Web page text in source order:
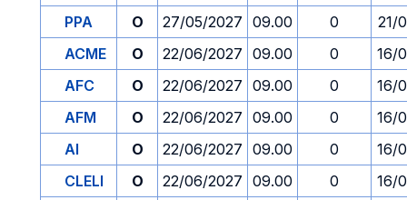
PPA
O 27/05/2027 09.00 0
21/
ACME
O 22/06/2027 09.00 0
16/
AFC
O 22/06/2027 09.00 0
16/
AFM
O 22/06/2027 09.00 0
16/
AI
O 22/06/2027 09.00 0
16/
CLELI
O 22/06/2027 09.00 0
16/